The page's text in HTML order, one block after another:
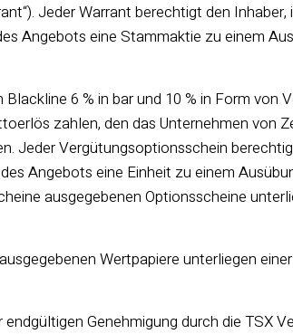
Jeder Warrant berechtigt den
Angebots eine Stammaktie zu einem
6 % in bar und 10 % in Form von
zahlen, den das Unternehmen von
Jeder Vergütungsoptionsschein
Angebots eine Einheit zu einem
ausgegebenen Optionsscheine
Wertpapiere unterliegen
Genehmigung durch die TSX